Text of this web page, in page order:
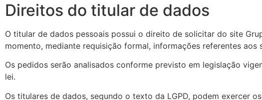
Direitos do titular de dados
O titular de dados pessoais possui o direito de solicitar do site
momento, mediante requisição formal, informações referentes aos
Os pedidos serão analisados conforme previsto em legislação
lei.
Os titulares de dados, segundo o texto da LGPD, podem exercer